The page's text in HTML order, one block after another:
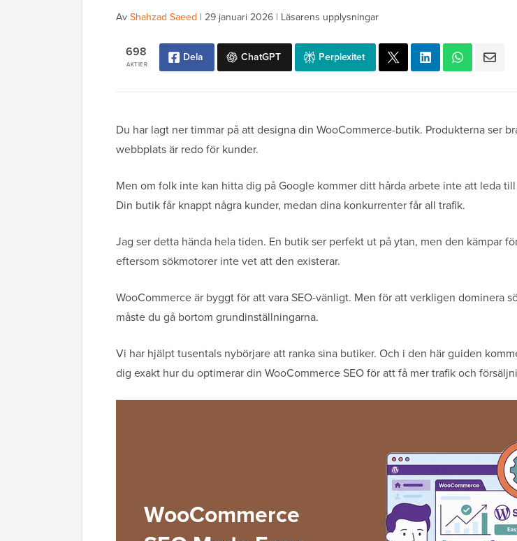
AvShahzad Saeed | 29 januari 2026 | Läsarens upplysningar
AKTIER
698 Dela ChatGPT Perplexitet
Du har lagt ner timmar på att designa din WooCommerce-butik. Produkterna ser
webbplats är redo för kunder.
Men om folk inte kan hitta dig på Google kommer ditt hårda arbete inte att leda
Din butik får knappt några kunder, medan dina konkurrenter får all trafik.
Jag ser detta hända hela tiden. En butik ser perfekt ut på ytan, men den kämpar
eftersom sökmotorer inte vet att den existerar.
WooCommerce är byggt för att vara SEO-vänligt. Men för att verkligen dominera
måste du gå bortom grundinställningarna.
Vi har hjälpt tusentals nybörjare att ranka sina butiker. Och i den här guiden
dig exakt hur du optimerar din WooCommerce SEO för att få mer trafik och